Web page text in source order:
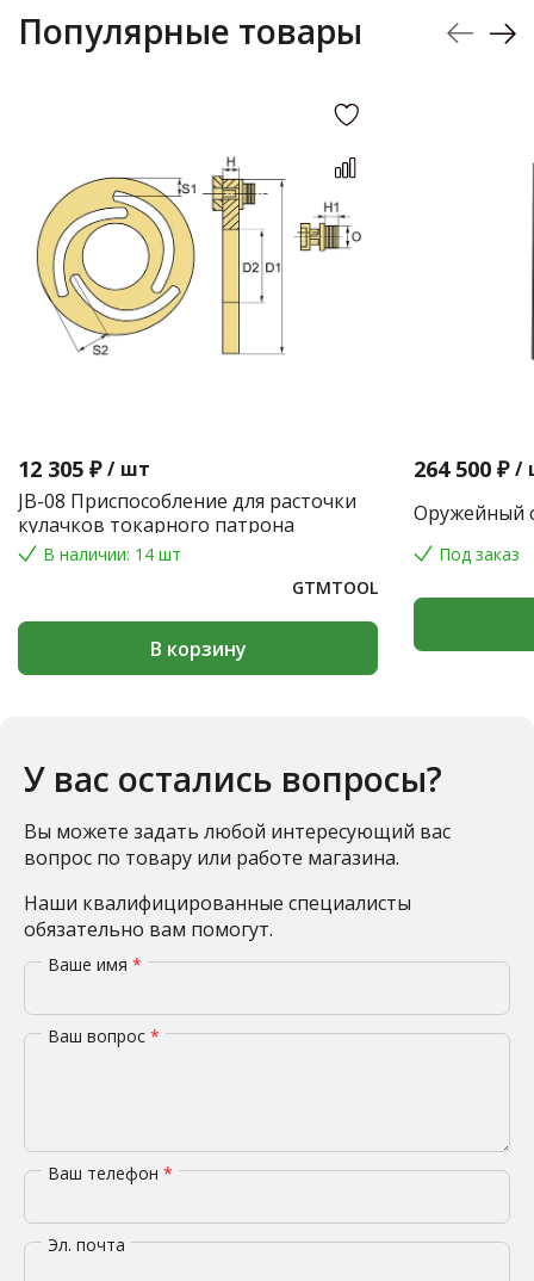
Популярные товары
12 305 ₽ / шт
JB-08 Приспособление для расточки
кулачков токарного патрона
В наличии: 14 шт
GTMTOOL
В корзину
264 500 ₽ /
Оружейный
Под заказ
У вас остались вопросы?
Вы можете задать любой интересующий вас
вопрос по товару или работе магазина.
Наши квалифицированные специалисты
обязательно вам помогут.
Ваше имя *
Ваш вопрос *
Ваш телефон *
Эл. почта